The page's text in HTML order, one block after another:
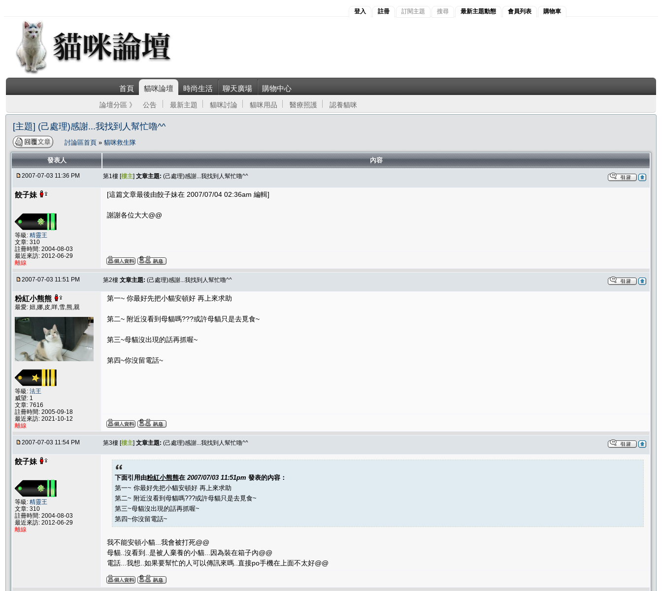
登入 註冊 訂閱主題 搜尋 最新主題動態 會員列表 購物車
首頁 貓咪論壇 時尚生活 聊天廣場 購物中心
論壇分區 》 公告 最新主題 貓咪討論 貓咪用品 醫療照護 認養貓咪
[主題] (己處理)感謝...我找到人幫忙嚕^^
討論區首頁 » 貓咪救生隊
發表人 內容
2007-07-03 11:36 PM 第1樓 [樓主] 文章主題: (己處理)感謝...我找到人幫忙嚕^^
餃子妹
等級: 精靈王
文章: 310
註冊時間: 2004-08-03
最近來訪: 2012-06-29
離線
[這篇文章最後由餃子妹在 2007/07/04 02:36am 編輯]
謝謝各位大大@@
2007-07-03 11:51 PM 第2樓 文章主題: (己處理)感謝...我找到人幫忙嚕^^
粉紅小熊熊
最愛: 妞,娜,皮,咩,雪,熊,親
等級: 法王
威望: 1
文章: 7616
註冊時間: 2005-09-18
最近來訪: 2021-10-12
離線
第一~ 你最好先把小貓安頓好 再上來求助
第二~ 附近沒看到母貓嗎???或許母貓只是去覓食~
第三~母貓沒出現的話再抓喔~
第四~你沒留電話~
2007-07-03 11:54 PM 第3樓 [樓主] 文章主題: (己處理)感謝...我找到人幫忙嚕^^
餃子妹
等級: 精靈王
文章: 310
註冊時間: 2004-08-03
最近來訪: 2012-06-29
離線
下面引用由粉紅小熊熊在 2007/07/03 11:51pm 發表的內容：
第一~ 你最好先把小貓安頓好 再上來求助
第二~ 附近沒看到母貓嗎???或許母貓只是去覓食~
第三~母貓沒出現的話再抓喔~
第四~你沒留電話~
我不能安頓小貓...我會被打死@@
母貓..沒看到..是被人棄養的小貓...因為裝在箱子內@@
電話...我想..如果要幫忙的人可以傳訊來嗎..直接po手機在上面不太好@@